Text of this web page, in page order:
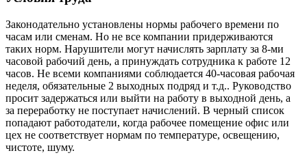
Законодательно установлены нормы рабочего времени по
часам или сменам. Но не все компании придерживаются
таких норм. Нарушители могут начислять зарплату за 8-ми
часовой рабочий день, а принуждать сотрудника к работе 12
часов. Не всеми компаниями соблюдается 40-часовая рабочая
неделя, обязательные 2 выходных подряд и т.д.. Руководство
просит задержаться или выйти на работу в выходной день, а
за переработку не поступает начислений. В черный список
попадают работодатели, когда рабочее помещение офис или
цех не соответствует нормам по температуре, освещению,
чистоте, шуму.